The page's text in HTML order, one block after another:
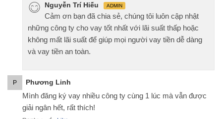
Nguyễn Trí Hiếu ADMIN
Cảm ơn bạn đã chia sẻ, chúng tôi luôn cập nhật
những công ty cho vay tốt nhất với lãi suất thấp hoặc
không mất lãi suất để giúp mọi người vay tiền dễ dàng
và vay tiền an toàn.
P Phương Linh
Mình đăng ký vay nhiều công ty cùng 1 lúc mà vẫn được
giải ngân hết, rất thích!